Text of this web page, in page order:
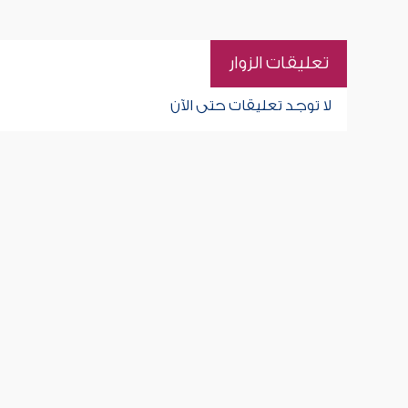
تعليقات الزوار
لا توجد تعليقات حتى الآن